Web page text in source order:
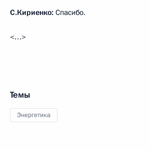
С.Кириенко: Спасибо.
<…>
Темы
Энергетика